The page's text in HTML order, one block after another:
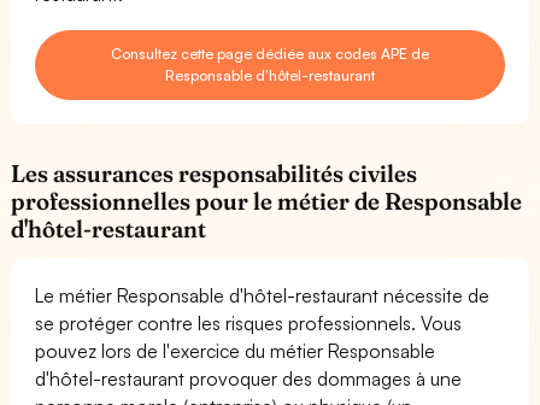
Consultez cette page dédiée aux codes APE de
Responsable d'hôtel-restaurant
Les assurances responsabilités civiles
professionnelles pour le métier de Responsable
d'hôtel-restaurant
Le métier Responsable d'hôtel-restaurant nécessite de
se protéger contre les risques professionnels. Vous
pouvez lors de l'exercice du métier Responsable
d'hôtel-restaurant provoquer des dommages à une